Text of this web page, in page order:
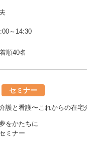
～14:30
順40名
セミナー
護と看護〜これからの在宅
をかたちに
ミナー